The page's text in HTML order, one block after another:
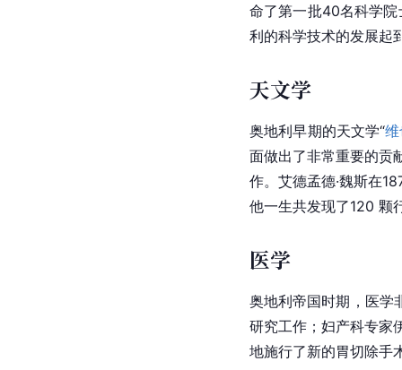
命了第一批40名科学
利的科学技术的发展起
天文学
奥地利早期的天文学“
面做出了非常重要的贡
作。艾德孟德·魏斯在
他一生共发现了120 颗
医学
奥地利帝国时期，医学
研究工作；妇产科专家
地施行了新的胃切除手